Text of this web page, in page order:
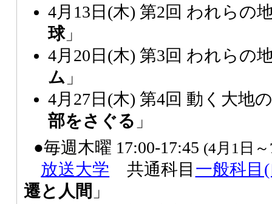
4月13日(木) 第2回 われらの
球」
4月20日(木) 第3回 われらの
ム 」
4月27日(木) 第4回 動く大地
部をさぐる 」
●毎週木曜 17:00-17:45 (4月1日
放送大学 共通科目 一般科目
遷と人間 」